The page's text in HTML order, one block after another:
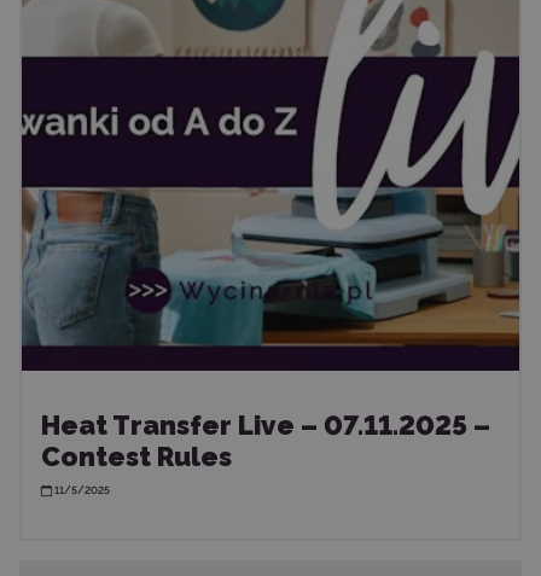
Heat Transfer Live – 07.11.2025 –
Contest Rules
11/5/2025